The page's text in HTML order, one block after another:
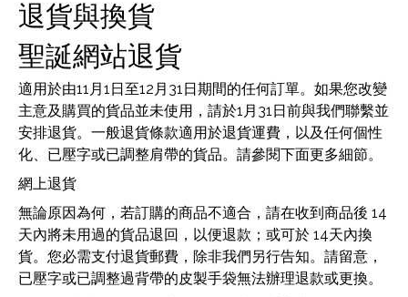
退貨與換貨
聖誕網站退貨
適用於由11月1日至12月31日期間的任何訂單。如果您改變
主意及購買的貨品並未使用，請於1月31日前與我們聯繫並
安排退貨。一般退貨條款適用於退貨運費，以及任何個性
化、已壓字或已調整肩帶的貨品。請參閱下面更多細節。
網上退貨
無論原因為何，若訂購的商品不適合，請在收到商品後 14
天內將未用過的貨品退回，以便退款；或可於 14天內換
貨。您必需支付退貨郵費，除非我們另行告知。請留意，
已壓字或已調整過背帶的皮製手袋無法辦理退款或更換。